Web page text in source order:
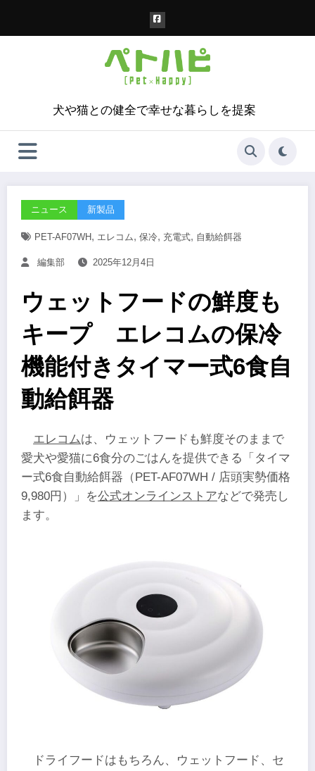
犬や猫との健全で幸せな暮らしを提案
ニュース 新製品
PET-AF07WH, エレコム, 保冷, 充電式, 自動給餌器
編集部 2025年12月4日
ウェットフードの鮮度も
キープ エレコムの保冷
機能付きタイマー式6食自
動給餌器
エレコムは、ウェットフードも鮮度そのままで
愛犬や愛猫に6食分のごはんを提供できる「タイマ
ー式6食自動給餌器（PET-AF07WH / 店頭実勢価格
9,980円）」を公式オンラインストアなどで発売し
ます。
ドライフードはもちろん、ウェットフード、セ